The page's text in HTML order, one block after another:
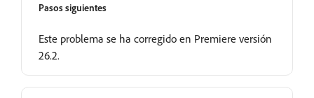
Pasos siguientes
Este problema se ha corregido en Premiere versión
26.2.